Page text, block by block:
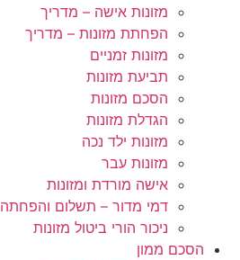
מזונות אישה – מדריך
הפחתת מזונות – מדריך
מזונות זמניים
תביעת מזונות
הסכם מזונות
הגדלת מזונות
מזונות ילד נכה
מזונות עבר
אישה מורדת ומזונות
דמי מדור – תשלום והפחתה
ניכור הורי ביטול מזונות
הסכם ממון